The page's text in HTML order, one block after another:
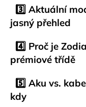
3️⃣ Aktuální
jasný přehled
4️⃣ Proč je
prémiové třídě
5️⃣ Aku vs.
kdy
u
j
e
m
ZODIAC
OF
42IQ